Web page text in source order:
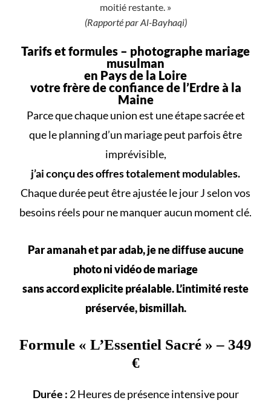
moitié restante. »
(Rapporté par Al-Bayhaqi)
Tarifs et formules – photographe mariage
musulman
en Pays de la Loire
votre frère de confiance de l’Erdre à la
Maine
Parce quechaque unionest uneétape sacréeet
que leplanning d’un mariagepeut parfois être
imprévisible,
j’ai conçu des offres totalement modulables.
Chaque durée peut être ajustée le jour J selon vos
besoins réels pour ne manquer aucun moment clé.
Par amanah et par adab, je ne diffuse aucune
photo ni vidéo de mariage
sans accord explicite préalable. L’intimité reste
préservée, bismillah.
Formule « L’Essentiel Sacré » – 349
€
Durée : 2 Heures de présence intensive pour